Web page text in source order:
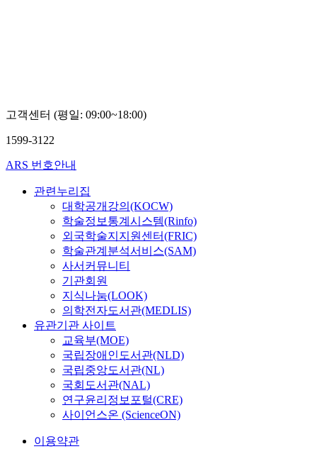
고객센터 (평일: 09:00~18:00)
1599-3122
ARS 번호안내
관련누리집
대학공개강의(KOCW)
학술정보통계시스템(Rinfo)
외국학술지지원센터(FRIC)
학술관계분석서비스(SAM)
사서커뮤니티
기관회원
지식나눔(LOOK)
의학전자도서관(MEDLIS)
유관기관 사이트
교육부(MOE)
국립장애인도서관(NLD)
국립중앙도서관(NL)
국회도서관(NAL)
연구윤리정보포털(CRE)
사이언스온 (ScienceON)
이용약관